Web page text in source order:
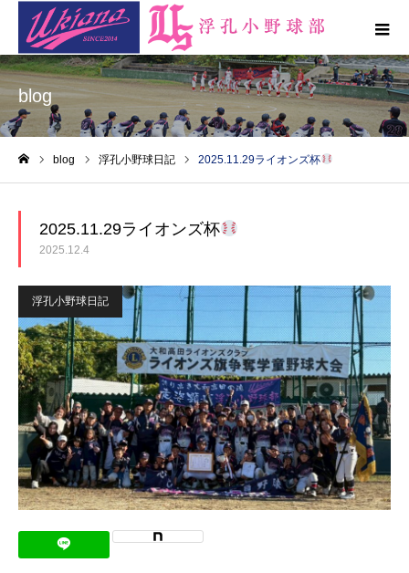
blog
blog 浮孔小野球日記 2025.11.29ライオンズ杯
2025.11.29ライオンズ杯
2025.12.4
浮孔小野球日記